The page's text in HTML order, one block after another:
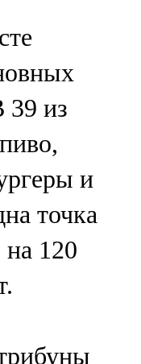
39 из
и
точка
120